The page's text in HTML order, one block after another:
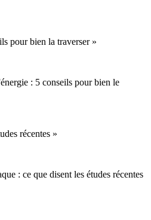
pour bien la traverser »
: 5 conseils pour bien le
récentes »
: ce que disent les études récentes